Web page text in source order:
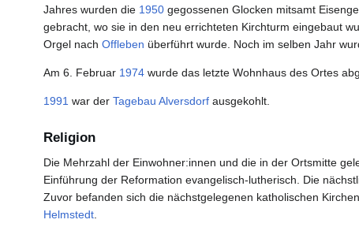
Jahres wurden die 1950 gegossenen Glocken mitsamt
gebracht, wo sie in den neu errichteten Kirchturm eingebaut
Orgel nach Offleben überführt wurde. Noch im selben Jahr
Am 6. Februar 1974 wurde das letzte Wohnhaus des Ortes
1991 war der Tagebau Alversdorf ausgekohlt.
Religion
Die Mehrzahl der Einwohner:innen und die in der Ortsmitte
Einführung der Reformation evangelisch-lutherisch. Die
Zuvor befanden sich die nächstgelegenen katholischen
Helmstedt